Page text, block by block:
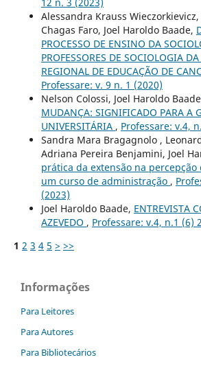
Alessandra Krauss
Chagas Faro, Joel Haroldo Baade,
PROCESSO DE ENSINO DA
PROFESSORES DE SOCIOLOGIA
REGIONAL DE EDUCAÇÃO DE
Professare: v. 9 n. 1 (2020)
Nelson Colossi, Joel Haroldo
MUDANÇA: SIGNIFICADO PARA A
UNIVERSITÁRIA , Professare: v.4,
Sandra Mara Bragagnolo ,
Adriana Pereira Benjamini, Joel
prática da extensão na
um curso de administração ,
(2023)
Joel Haroldo Baade, ENTREVISTA
AZEVEDO , Professare: v.4, n.1 (6)
1 2 3 4 5 > >>
Informações
Para Leitores
Para Autores
Para Bibliotecários